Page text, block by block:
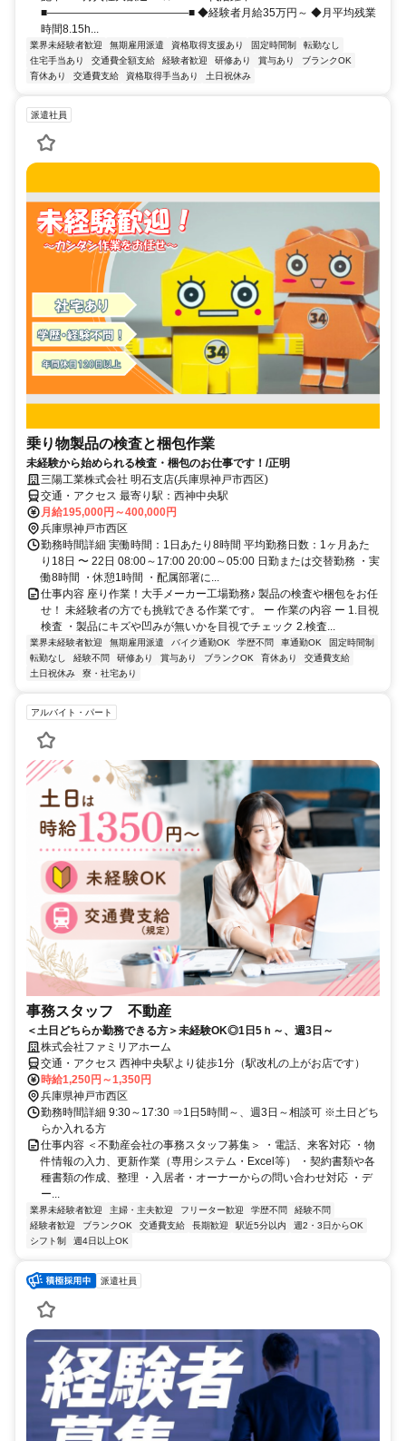
■―――――――――――――■ ◆経験者月給35万円～ ◆月平均残業
時間8.15h...
業界未経験者歓迎 無期雇用派遣 資格取得支援あり 固定時間制
転勤なし
住宅手当あり
交通費全額支給 経験者歓迎 研修あり 賞与あり
ブランクOK
育休あり
交通費支給 資格取得手当あり 土日祝休み
派遣社員
乗り物製品の検査と梱包作業
未経験から始められる検査・梱包のお仕事です！/正明
三陽工業株式会社 明石支店(兵庫県神戸市西区)
交通・アクセス 最寄り駅：西神中央駅
月給195,000円～400,000円
兵庫県神戸市西区
勤務時間詳細 実働時間：1日あたり8時間 平均勤務日数：1ヶ月あた
り18日 〜 22日 08:00～17:00 20:00～05:00 日勤または交替勤務 ・実
働8時間 ・休憩1時間 ・配属部署に...
仕事内容 座り作業！大手メーカー工場勤務♪ 製品の検査や梱包をお任
せ！ 未経験者の方でも挑戦できる作業です。 ー 作業の内容 ー 1.目視
検査 ・製品にキズや凹みが無いかを目視でチェック 2.検査...
業界未経験者歓迎 無期雇用派遣 バイク通勤OK 学歴不問 車通勤OK
固定時間制
転勤なし
経験不問 研修あり 賞与あり ブランクOK 育休あり
交通費支給
土日祝休み
寮・社宅あり
アルバイト・パート
事務スタッフ 不動産
＜土日どちらか勤務できる方＞未経験OK◎1日5ｈ～、週3日～
株式会社ファミリアホーム
交通・アクセス 西神中央駅より徒歩1分（駅改札の上がお店です）
時給1,250円～1,350円
兵庫県神戸市西区
勤務時間詳細 9:30～17:30 ⇒1日5時間～、週3日～相談可 ※土日どち
らか入れる方
仕事内容 ＜不動産会社の事務スタッフ募集＞ ・電話、来客対応 ・物
件情報の入力、更新作業（専用システム・Excel等） ・契約書類や各
種書類の作成、整理 ・入居者・オーナーからの問い合わせ対応 ・デ
ー...
業界未経験者歓迎 主婦・主夫歓迎 フリーター歓迎 学歴不問
経験不問
経験者歓迎
ブランクOK 交通費支給 長期歓迎 駅近5分以内
週2・3日からOK
シフト制
週4日以上OK
派遣社員